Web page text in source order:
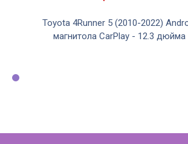
Toyota 4Runner 5 (2010-2022)
магнитола CarPlay - 12.3 дюйма